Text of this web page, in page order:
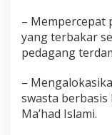
– Mempercepat
yang terbakar
pedagang
–
swasta
Ma’had Islami.